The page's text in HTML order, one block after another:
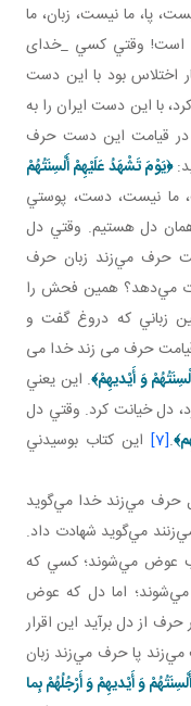
پا، ما نيست، زبان، ما
است! وقتي کسي _خدای
اختلاس بود با اين دست
با اين دست ايران را به
در قيامت اين دست حرف
﴿يَوْمَ تَشْهَدُ عَلَيْهِمْ أَلْسِنَتُهُمْ
ما نيست، دست، پوستي
دل هستيم. وقتي دل
حرف مي‌زند زبان حرف
مي‌دهد؟ همين فحش را
زباني که دروغ گفت و
حرف می زند خدا می
وَ أَيْديهِمْ﴾. اين يعني
دل خيانت کرد. وقتي دل
﴾.
[7] اين کتاب بوسيدني
حرف مي‌زند خدا مي‌گويد
مي‌گويد شهادت داد.
عوض مي‌شوند؛ کسي که
اما دل که عوض
از دل برآيد اين اقرار
پا حرف مي‌زند زبان
وَ أَيْديهِمْ وَ أَرْجُلُهُمْبِما